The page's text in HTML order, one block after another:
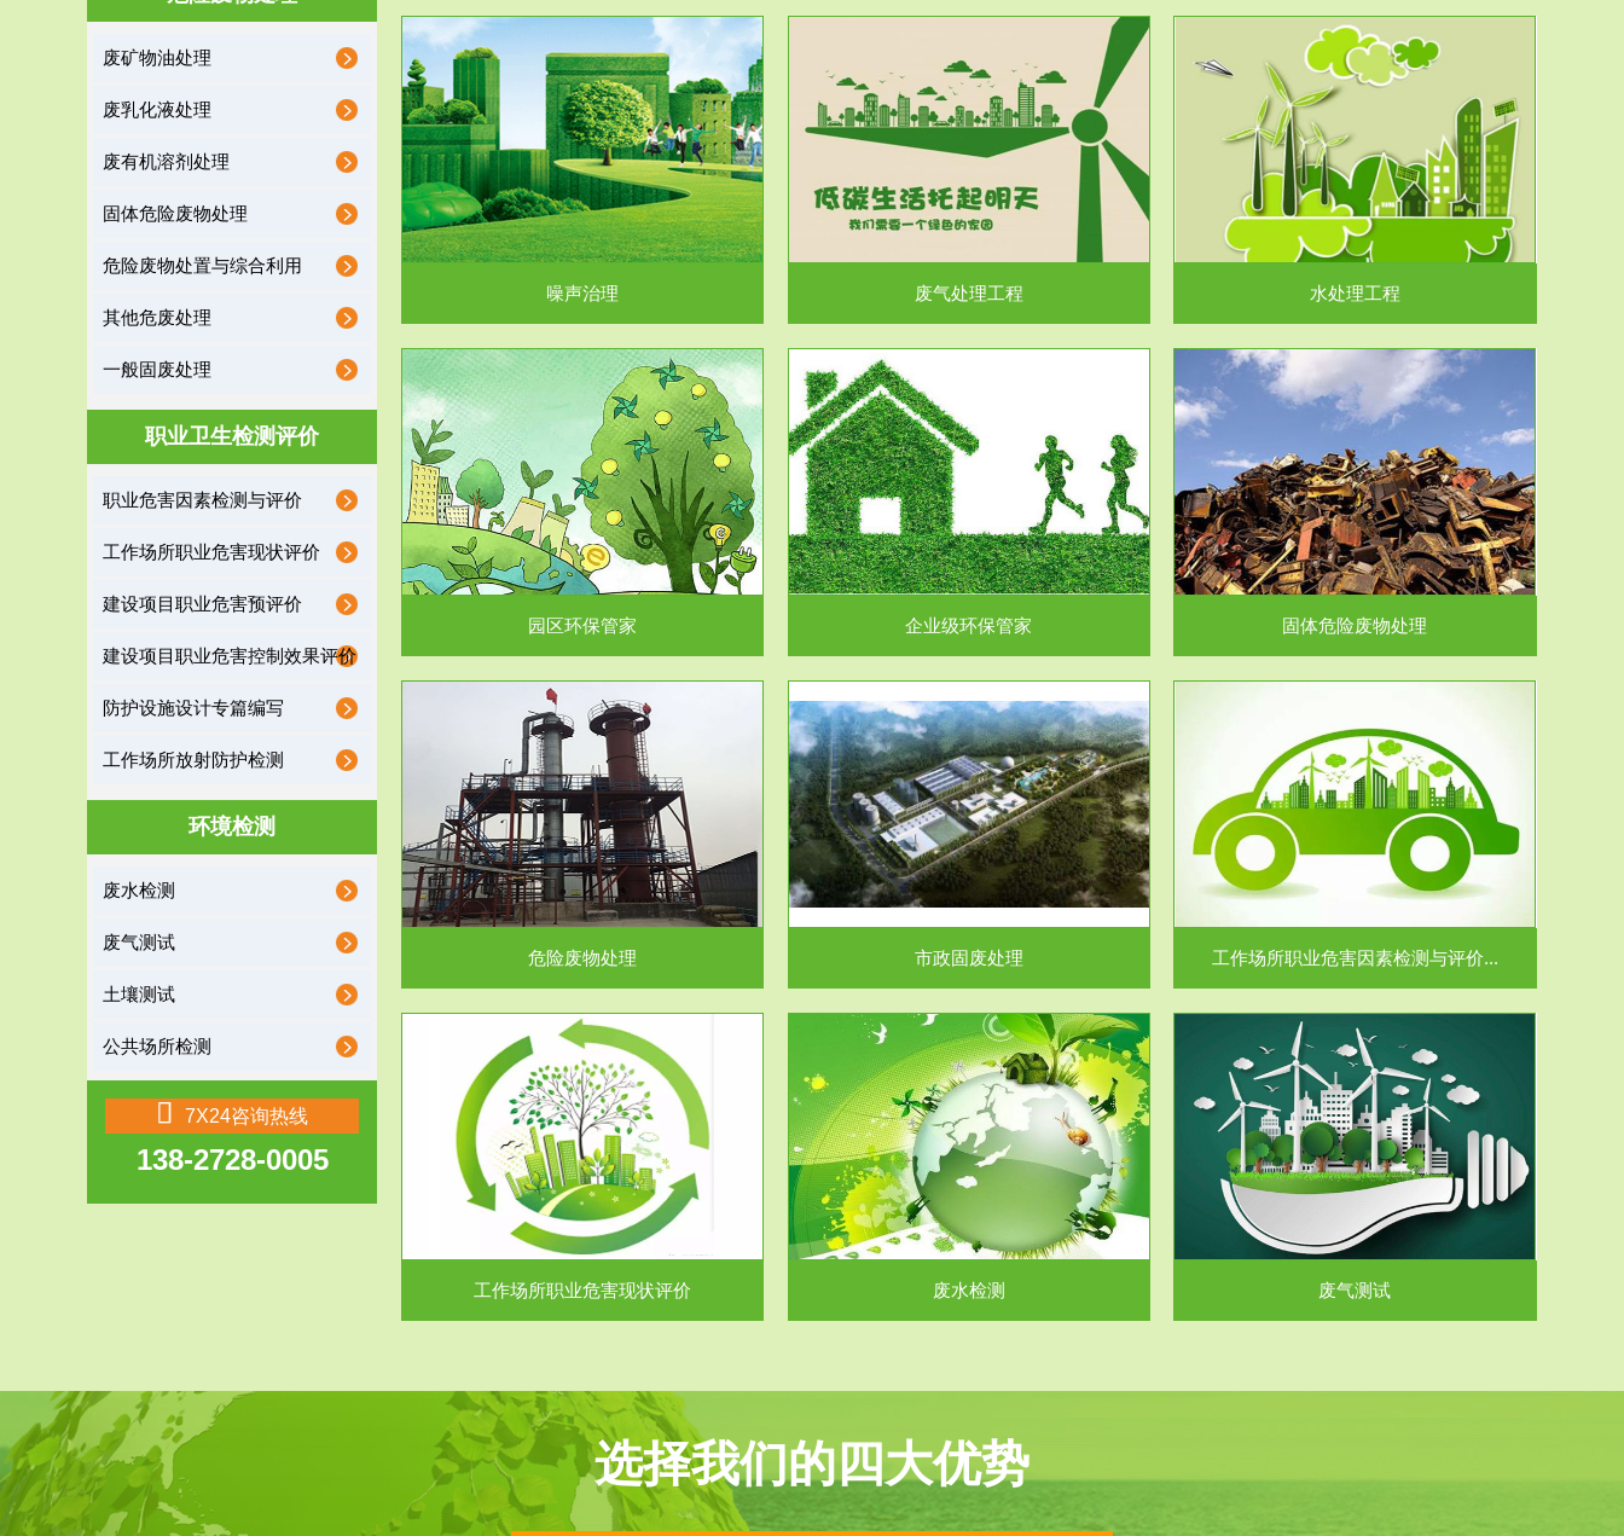
废矿物油处理
废乳化液处理
废有机溶剂处理
固体危险废物处理
危险废物处置与综合利用
其他危废处理
一般固废处理
职业卫生检测评价
职业危害因素检测与评价
工作场所职业危害现状评价
建设项目职业危害预评价
建设项目职业危害控制效果评价
防护设施设计专篇编写
工作场所放射防护检测
环境检测
废水检测
废气测试
土壤测试
公共场所检测
7X24咨询热线
138-2728-0005
服务范围
噪声治理
噪声治理
服务范围
废气处理工程
废气处理工程
服务范围
水处理工程
水处理工程
服务范围
园区环保管家
保护作用促进供给侧结...
园区环保管家
服务范围
企业级环保管家
排污许可证作为企业环保执法情况的一个重要依
据，其必要性及合规性...
企业级环保管家
服务范围
固体危险废物处理
固体废物解释：固体废物是指人们在生产建设、
日常生活和其他活动中...
固体危险废物处理
服务范围
危险废物处理
危险废物解释：根据《中华人民共和国固体废物
污染防治法》的规定，危...
危险废物处理
服务范围
市政固废处理
蔚蓝生态环境科技所从事的市政废物处理业务包
括市政废物的处理处...
市政固废处理
服务范围
工作场所职业危害因素检测与评价...
【检测评价意义】：全面了解工作场所职业病危
害因素分布与浓（强）度...
工作场所职业危害因素检测与评价...
服务范围
工作场所职业危害现状评价
工作场所职业危害现状评价
服务范围
废水检测
废水污水检测主要是对企业工厂在生产工艺过程
中排出的废水、污水...
废水检测
服务范围
废气测试
检测范围工业废气检测包括有机废气和无机废
气。有机废气主要包括...
废气测试
选择我们的四大优势